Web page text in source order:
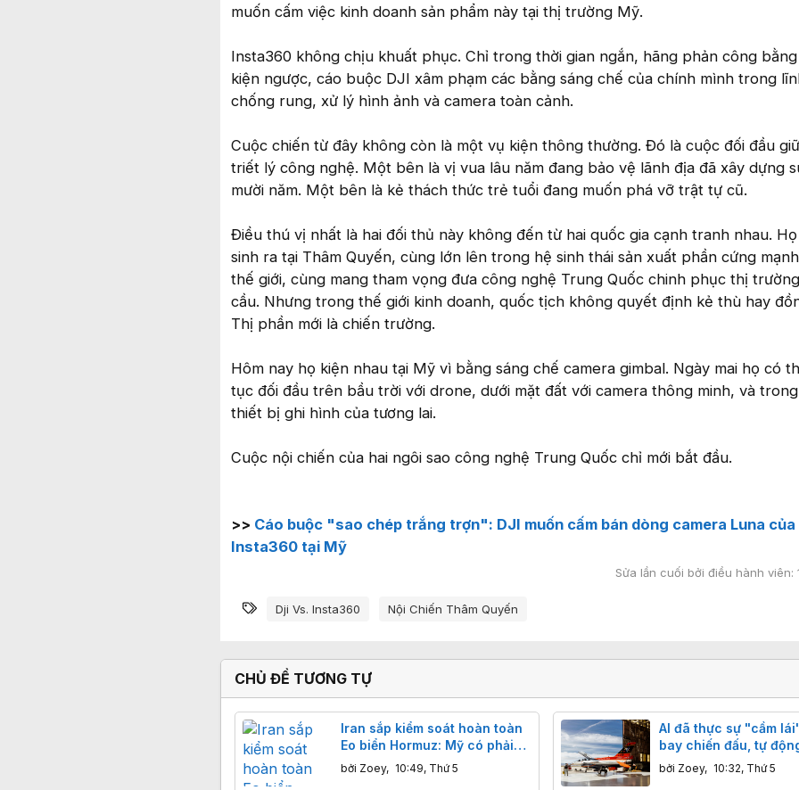
muốn cấm việc kinh doanh sản phẩm này tại thị trường Mỹ.
Insta360 không chịu khuất phục. Chỉ trong thời gian ngắn, hãng phản công
kiện ngược, cáo buộc DJI xâm phạm các bằng sáng chế của chính mình trong
chống rung, xử lý hình ảnh và camera toàn cảnh.
Cuộc chiến từ đây không còn là một vụ kiện thông thường. Đó là cuộc đối đầu
triết lý công nghệ. Một bên là vị vua lâu năm đang bảo vệ lãnh địa đã xây dựng
mười năm. Một bên là kẻ thách thức trẻ tuổi đang muốn phá vỡ trật tự cũ.
Điều thú vị nhất là hai đối thủ này không đến từ hai quốc gia cạnh tranh nhau.
sinh ra tại Thâm Quyến, cùng lớn lên trong hệ sinh thái sản xuất phần cứng
thế giới, cùng mang tham vọng đưa công nghệ Trung Quốc chinh phục thị
cầu. Nhưng trong thế giới kinh doanh, quốc tịch không quyết định kẻ thù hay
Thị phần mới là chiến trường.
Hôm nay họ kiện nhau tại Mỹ vì bằng sáng chế camera gimbal. Ngày mai họ có
tục đối đầu trên bầu trời với drone, dưới mặt đất với camera thông minh, và
thiết bị ghi hình của tương lai.
Cuộc nội chiến của hai ngôi sao công nghệ Trung Quốc chỉ mới bắt đầu.
>> Cáo buộc "sao chép trắng trợn": DJI muốn cấm bán dòng camera Luna của
Insta360 tại Mỹ
Sửa lần cuối bởi điều hành viên:
Từ khóa
Dji Vs. Insta360 Nội Chiến Thâm Quyến
CHỦ ĐỀ TƯƠNG TỰ
Iran sắp kiểm soát hoàn toàn
Eo biển Hormuz: Mỹ có phải
xin phép?
bởi Zoey, 10:49, Thứ 5
AI đã thực sự "cầm
bay chiến đấu, tự
hiện, theo dõi và thậm
đánh chặn mục tiêu
bởi Zoey, 10:32, Thứ 5